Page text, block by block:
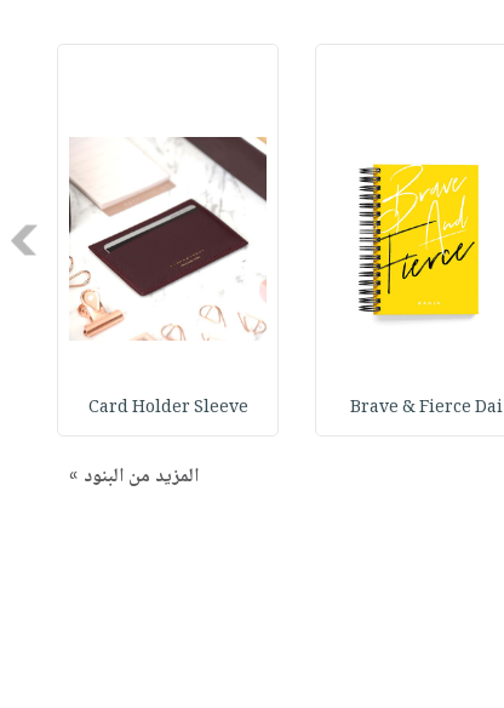
Brave & Fierce Dai
Card Holder Sleeve
المزيد من البنود »